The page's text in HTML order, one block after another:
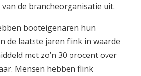
de brancheorganisatie uit.
booteigenaren hun
de laatste jaren flink in waarde
met zo’n 30 procent over
Mensen hebben flink